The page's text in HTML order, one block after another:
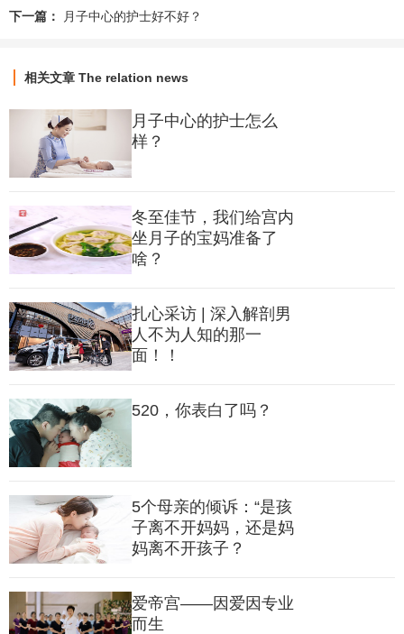
的眼神总是格外温柔，那是一种藏不住的喜爱。
“第一次见到小汉堡是在1月4日，那时我就觉得他一定是个安安
提到“小汉堡”时，李洁的脸上也忍不住浮现了笑意。
本以为可以开心的跟“小汉堡”度过一个美满的月子之旅，可谁
知“小汉堡”因为肠胃问题，经常会出现腹泻等情况。那段时间，
她忙前忙后，从医院到宫里，恨不得24小时每分每秒都守在宝宝
下一篇： 月子中心的护士好不好？
相关文章 The relation news
月子中心的护士怎么
样？
冬至佳节，我们给宫内
坐月子的宝妈准备了
啥？
扎心采访 | 深入解剖男
人不为人知的那一
面！！
520，你表白了吗？
5个母亲的倾诉：“是孩
子离不开妈妈，还是妈
妈离不开孩子？
爱帝宫——因爱因专业
而生